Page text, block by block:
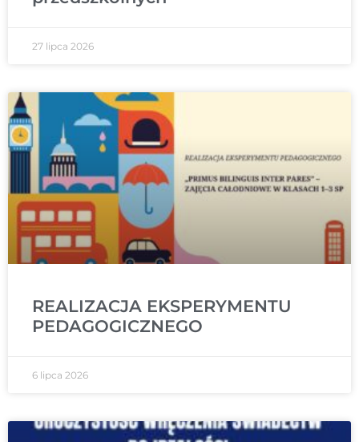
27 lipca 2026
REALIZACJA EKSPERYMENTU
PEDAGOGICZNEGO
6 lipca 2026